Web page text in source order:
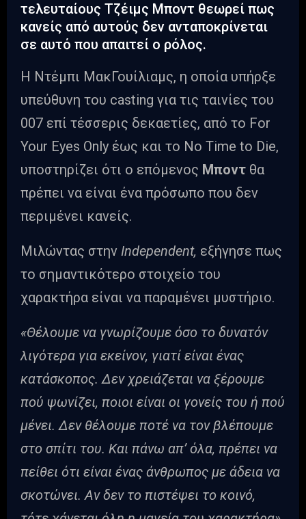
τελευταίους Τζέιμς Μποντ θεωρεί πως
κανείς από αυτούς δεν ανταποκρίνεται
σε αυτό που απαιτεί ο ρόλος.
Η Ντέμπι ΜακΓουίλιαμς, η οποία υπήρξε
υπεύθυνη του casting για τις ταινίες του
007 επί τέσσερις δεκαετίες, από το For
Your Eyes Only έως και το No Time to Die,
υποστηρίζει ότι ο επόμενος Μποντ θα
πρέπει να είναι ένα πρόσωπο που δεν
περιμένει κανείς.
Μιλώντας στην Independent, εξήγησε πως
το σημαντικότερο στοιχείο του
χαρακτήρα είναι να παραμένει μυστήριο.
«Θέλουμε να γνωρίζουμε όσο το δυνατόν
λιγότερα για εκείνον, γιατί είναι ένας
κατάσκοπος. Δεν χρειάζεται να ξέρουμε
πού ψωνίζει, ποιοι είναι οι γονείς του ή πού
μένει. Δεν θέλουμε ποτέ να τον βλέπουμε
στο σπίτι του. Και πάνω απ’ όλα, πρέπει να
πείθει ότι είναι ένας άνθρωπος με άδεια να
σκοτώνει. Αν δεν το πιστέψει το κοινό,